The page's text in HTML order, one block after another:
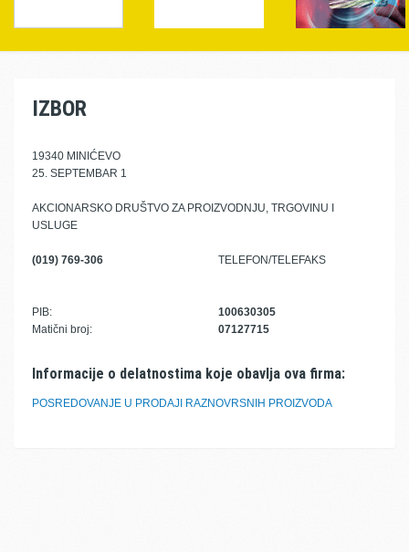
IZBOR
19340 MINIĆEVO
25. SEPTEMBAR 1
AKCIONARSKO DRUŠTVO ZA PROIZVODNJU, TRGOVINU I
USLUGE
(019) 769-306 TELEFON/TELEFAKS
PIB:
100630305
Matični broj:
07127715
Informacije o delatnostima koje obavlja ova firma:
POSREDOVANJE U PRODAJI RAZNOVRSNIH PROIZVODA